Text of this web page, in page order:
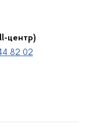
центр)
82 02